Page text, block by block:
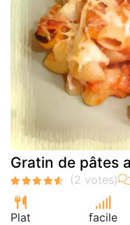
Gratin de pâtes
Plat facile